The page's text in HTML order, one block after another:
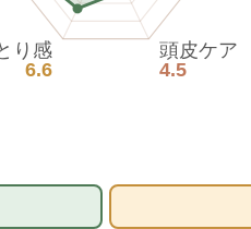
頭皮ケア
4.5
り感
6.6